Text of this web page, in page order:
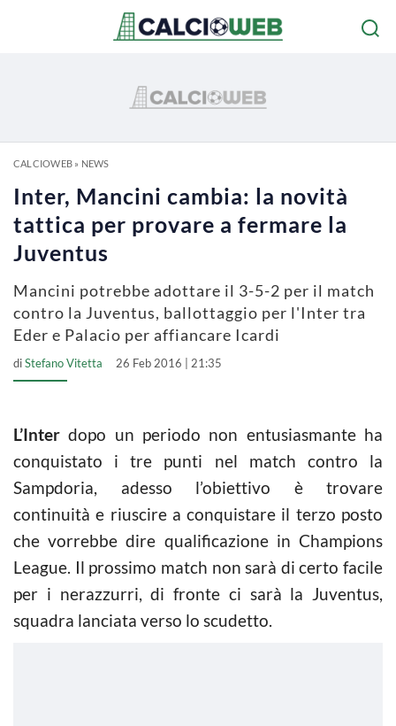
CALCIOWEB» NEWS
Inter, Mancini cambia: la novità
tattica per provare a fermare la
Juventus
Mancini potrebbe adottare il 3-5-2 per il match
contro la Juventus, ballottaggio per l'Inter tra
Eder e Palacio per affiancare Icardi
diStefano Vitetta 26 Feb 2016 | 21:35
L’Inter dopo un periodo non entusiasmante ha
conquistato i tre punti nel match contro la
Sampdoria, adesso l’obiettivo è trovare
continuità e riuscire a conquistare il terzo posto
che vorrebbe dire qualificazione in Champions
League. Il prossimo match non sarà di certo facile
per i nerazzurri, di fronte ci sarà la Juventus,
squadra lanciata verso lo scudetto.